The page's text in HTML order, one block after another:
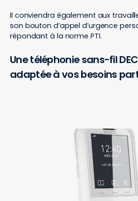
Il conviendra également aux
son bouton d’appel d’urgence
répondant à la norme PTI.
Une téléphonie sans-fil
adaptée à vos besoins